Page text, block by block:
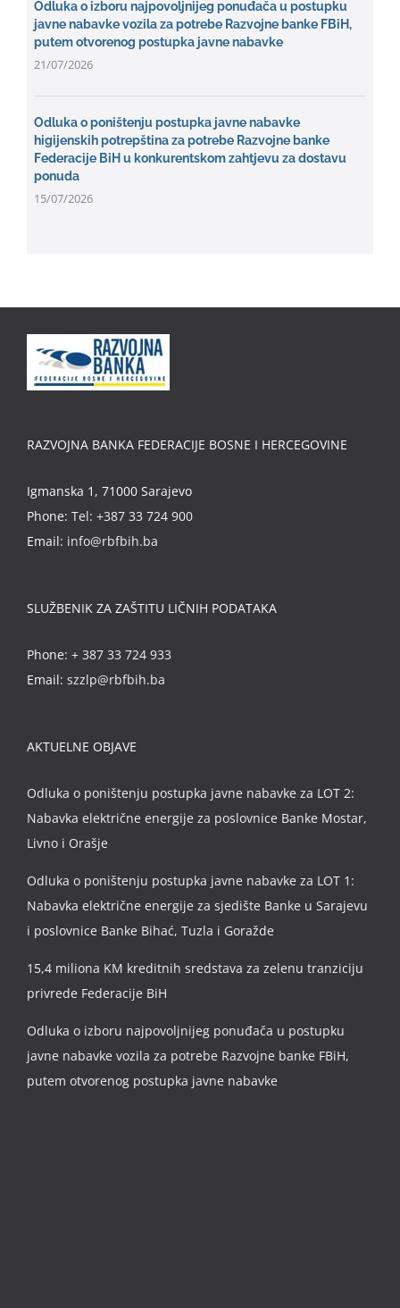
Odluka o izboru najpovoljnijeg ponuđača u postupku
javne nabavke vozila za potrebe Razvojne banke FBiH,
putem otvorenog postupka javne nabavke
21/07/2026
Odluka o poništenju postupka javne nabavke
higijenskih potrepština za potrebe Razvojne banke
Federacije BiH u konkurentskom zahtjevu za dostavu
ponuda
15/07/2026
RAZVOJNA BANKA FEDERACIJE BOSNE I HERCEGOVINE
Igmanska 1, 71000 Sarajevo
Phone: Tel: +387 33 724 900
Email: info@rbfbih.ba
SLUŽBENIK ZA ZAŠTITU LIČNIH PODATAKA
Phone: + 387 33 724 933
Email: szzlp@rbfbih.ba
AKTUELNE OBJAVE
Odluka o poništenju postupka javne nabavke za LOT 2:
Nabavka električne energije za poslovnice Banke Mostar,
Livno i Orašje
Odluka o poništenju postupka javne nabavke za LOT 1:
Nabavka električne energije za sjedište Banke u Sarajevu
i poslovnice Banke Bihać, Tuzla i Goražde
15,4 miliona KM kreditnih sredstava za zelenu tranziciju
privrede Federacije BiH
Odluka o izboru najpovoljnijeg ponuđača u postupku
javne nabavke vozila za potrebe Razvojne banke FBiH,
putem otvorenog postupka javne nabavke